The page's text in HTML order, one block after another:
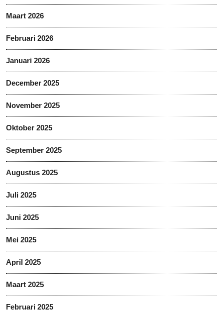
Maart 2026
Februari 2026
Januari 2026
December 2025
November 2025
Oktober 2025
September 2025
Augustus 2025
Juli 2025
Juni 2025
Mei 2025
April 2025
Maart 2025
Februari 2025